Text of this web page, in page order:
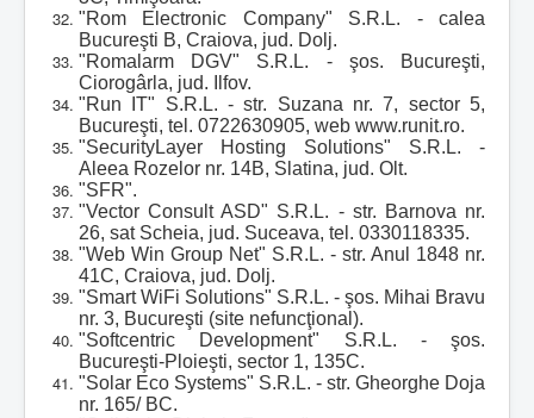
"Rom Electronic Company" S.R.L. - calea
Bucureşti B, Craiova, jud. Dolj.
"Romalarm DGV" S.R.L. - şos. Bucureşti,
Ciorogârla, jud. Ilfov.
"Run IT" S.R.L. - str. Suzana nr. 7, sector 5,
Bucureşti, tel. 0722630905, web www.runit.ro.
"SecurityLayer Hosting Solutions" S.R.L. -
Aleea Rozelor nr. 14B, Slatina, jud. Olt.
"SFR".
"Vector Consult ASD" S.R.L. - str. Barnova nr.
26, sat Scheia, jud. Suceava, tel. 0330118335.
"Web Win Group Net" S.R.L. - str. Anul 1848 nr.
41C, Craiova, jud. Dolj.
"Smart WiFi Solutions" S.R.L. - şos. Mihai Bravu
nr. 3, Bucureşti (site nefuncţional).
"Softcentric Development" S.R.L. - şos.
Bucureşti-Ploieşti, sector 1, 135C.
"Solar Eco Systems" S.R.L. - str. Gheorghe Doja
nr. 165/ BC.